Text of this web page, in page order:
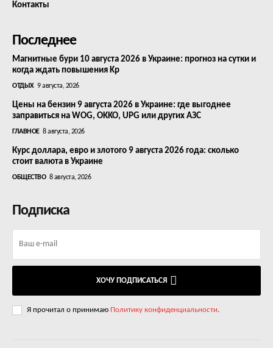
Контакты
Последнее
Магнитные бури 10 августа 2026 в Украине: прогноз на сутки и
когда ждать повышения Kp
ОТДЫХ 9 августа, 2026
Цены на бензин 9 августа 2026 в Украине: где выгоднее
заправиться на WOG, OKKO, UPG или других АЗС
ГЛАВНОЕ 8 августа, 2026
Курс доллара, евро и злотого 9 августа 2026 года: сколько
стоит валюта в Украине
ОБЩЕСТВО 8 августа, 2026
Подписка
ХОЧУ ПОДПИСАТЬСЯ
Я прочитал о принимаю Политику конфиденциальности.